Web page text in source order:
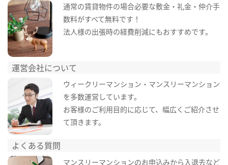
通常の賃貸物件の場合必要な敷金・礼金・仲介手
数料がすべて無料です！
法人様の出張時の経費削減にもおすすめです。
運営会社について
ウィークリーマンション・マンスリーマンション
を多数運営しています。
お客様のご利用目的に応じて、幅広くご紹介させ
て頂きます。
よくある質問
マンスリーマンションのお申込みから入退去など